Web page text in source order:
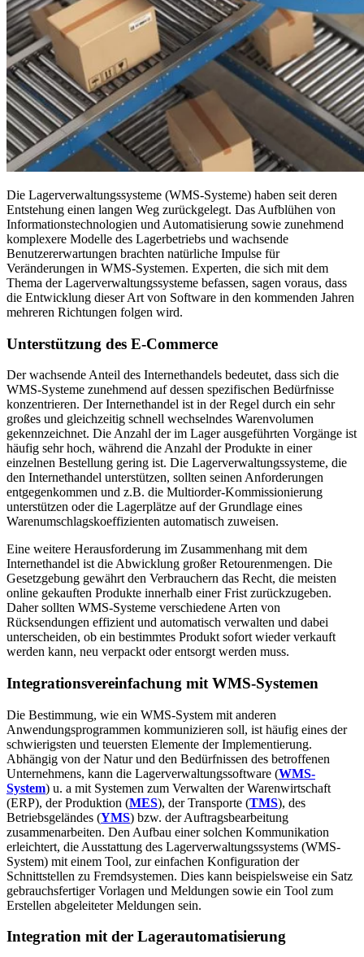
Die Lagerverwaltungssysteme (WMS-Systeme) haben seit deren
Entstehung einen langen Weg zurückgelegt. Das Aufblühen von
Informationstechnologien und Automatisierung sowie zunehmend
komplexere Modelle des Lagerbetriebs und wachsende
Benutzererwartungen brachten natürliche Impulse für
Veränderungen in WMS-Systemen. Experten, die sich mit dem
Thema der Lagerverwaltungssysteme befassen, sagen voraus, dass
die Entwicklung dieser Art von Software in den kommenden Jahren
mehreren Richtungen folgen wird.
Unterstützung des E-Commerce
Der wachsende Anteil des Internethandels bedeutet, dass sich die
WMS-Systeme zunehmend auf dessen spezifischen Bedürfnisse
konzentrieren. Der Internethandel ist in der Regel durch ein sehr
großes und gleichzeitig schnell wechselndes Warenvolumen
gekennzeichnet. Die Anzahl der im Lager ausgeführten Vorgänge ist
häufig sehr hoch, während die Anzahl der Produkte in einer
einzelnen Bestellung gering ist. Die Lagerverwaltungssysteme, die
den Internethandel unterstützen, sollten seinen Anforderungen
entgegenkommen und z.B. die Multiorder-Kommissionierung
unterstützen oder die Lagerplätze auf der Grundlage eines
Warenumschlagskoeffizienten automatisch zuweisen.
Eine weitere Herausforderung im Zusammenhang mit dem
Internethandel ist die Abwicklung großer Retourenmengen. Die
Gesetzgebung gewährt den Verbrauchern das Recht, die meisten
online gekauften Produkte innerhalb einer Frist zurückzugeben.
Daher sollten WMS-Systeme verschiedene Arten von
Rücksendungen effizient und automatisch verwalten und dabei
unterscheiden, ob ein bestimmtes Produkt sofort wieder verkauft
werden kann, neu verpackt oder entsorgt werden muss.
Integrationsvereinfachung mit WMS-Systemen
Die Bestimmung, wie ein WMS-System mit anderen
Anwendungsprogrammen kommunizieren soll, ist häufig eines der
schwierigsten und teuersten Elemente der Implementierung.
Abhängig von der Natur und den Bedürfnissen des betroffenen
Unternehmens, kann die Lagerverwaltungssoftware (WMS-
System) u. a mit Systemen zum Verwalten der Warenwirtschaft
(ERP), der Produktion (MES), der Transporte (TMS), des
Betriebsgeländes (YMS) bzw. der Auftragsbearbeitung
zusammenarbeiten. Den Aufbau einer solchen Kommunikation
erleichtert, die Ausstattung des Lagerverwaltungssystems (WMS-
System) mit einem Tool, zur einfachen Konfiguration der
Schnittstellen zu Fremdsystemen. Dies kann beispielsweise ein Satz
gebrauchsfertiger Vorlagen und Meldungen sowie ein Tool zum
Erstellen abgeleiteter Meldungen sein.
Integration mit der Lagerautomatisierung